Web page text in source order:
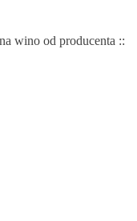
wino od producenta ::